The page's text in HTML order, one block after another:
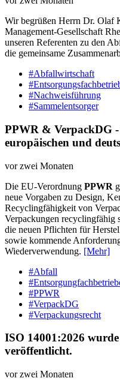
Wir begrüßen Herrn Dr. Olaf
Management-Gesellschaft
unseren Referenten zu den
die gemeinsame
#Abfallwirtschaft
#Nachweisführung
#Sammelentsorger
PPWR & VerpackDG
europäischen und
vor zwei Monaten
Die EU-Verordnung PPWR
neue Vorgaben zu Design,
Recyclingfähigkeit von
Verpackungen recyclingfähig
die neuen Pflichten für
sowie kommende
Wiederverwendung. [Mehr]
#Abfall
#PPWR
#VerpackDG
#Verpackungsrecht
ISO 14001:2026
veröffentlicht.
vor zwei Monaten